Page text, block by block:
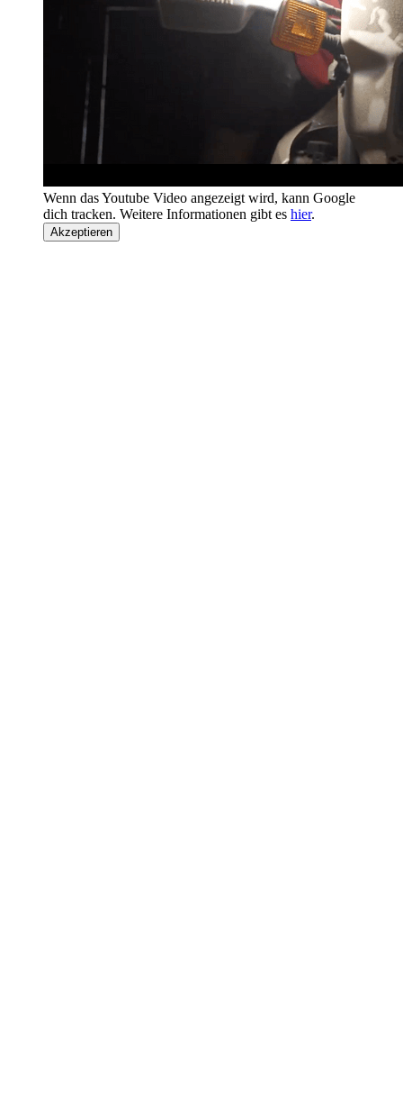
Wenn das Youtube Video angezeigt wird, kann Google
dich tracken. Weitere Informationen gibt es hier.
Akzeptieren